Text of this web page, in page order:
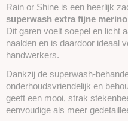
Rain or Shine is een heerlijk
superwash extra fijne
Dit garen voelt soepel en licht
naalden en is daardoor ideaal
handwerkers.
Dankzij de superwash-
onderhoudsvriendelijk en
geeft een mooi, strak
eenvoudige als meer